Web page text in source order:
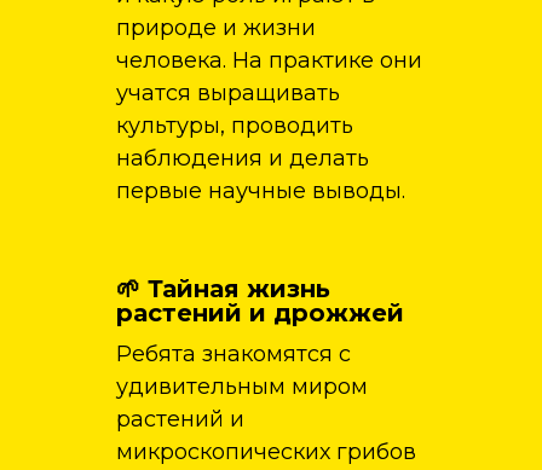
🌱 Тайная жизнь
растений и дрожжей
Ребята знакомятся с
удивительным миром
растений и
микроскопических грибов
природе и жизни
человека. На практике они
учатся выращивать
культуры, проводить
наблюдения и делать
первые научные выводы.